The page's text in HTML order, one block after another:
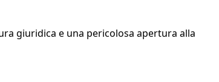
giuridica e una pericolosa apertura alla